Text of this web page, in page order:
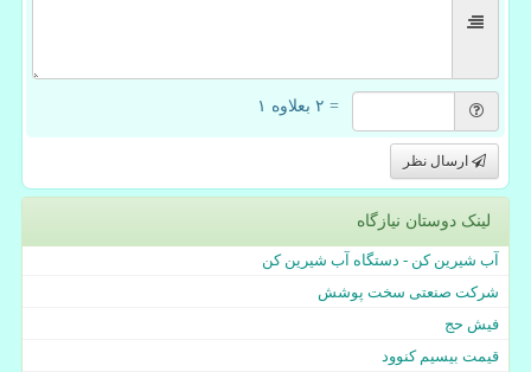
= ۲ بعلاوه ۱
ارسال نظر
لینک دوستان نیازگاه
آب شیرین کن - دستگاه آب شیرین کن
شرکت صنعتی سخت پوشش
فیش حج
قیمت بیسیم کنوود